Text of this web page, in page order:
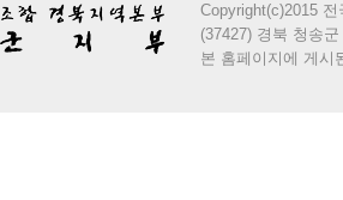
Copyright(c)2015
(37427) 경북 청송
본 홈페이지에 게시